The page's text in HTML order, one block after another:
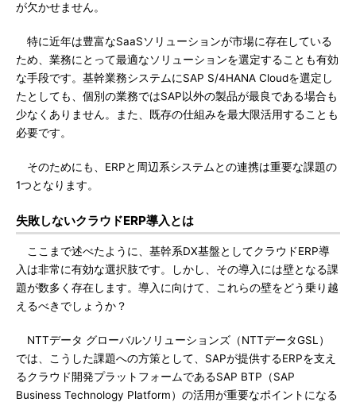
が欠かせません。
特に近年は豊富なSaaSソリューションが市場に存在している
ため、業務にとって最適なソリューションを選定することも有効
な手段です。基幹業務システムにSAP S/4HANA Cloudを選定し
たとしても、個別の業務ではSAP以外の製品が最良である場合も
少なくありません。また、既存の仕組みを最大限活用することも
必要です。
そのためにも、ERPと周辺系システムとの連携は重要な課題の
1つとなります。
失敗しないクラウドERP導入とは
ここまで述べたように、基幹系DX基盤としてクラウドERP導
入は非常に有効な選択肢です。しかし、その導入には壁となる課
題が数多く存在します。導入に向けて、これらの壁をどう乗り越
えるべきでしょうか？
NTTデータ グローバルソリューションズ（NTTデータGSL）
では、こうした課題への方策として、SAPが提供するERPを支え
るクラウド開発プラットフォームであるSAP BTP（SAP
Business Technology Platform）の活用が重要なポイントになる